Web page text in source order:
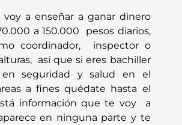
a enseñar a ganar dinero
a 150.000 pesos diarios,
coordinador, inspector o
así que si eres bachiller
en seguridad y salud en el
a fines quédate hasta el
información que te voy a
en ninguna parte y te